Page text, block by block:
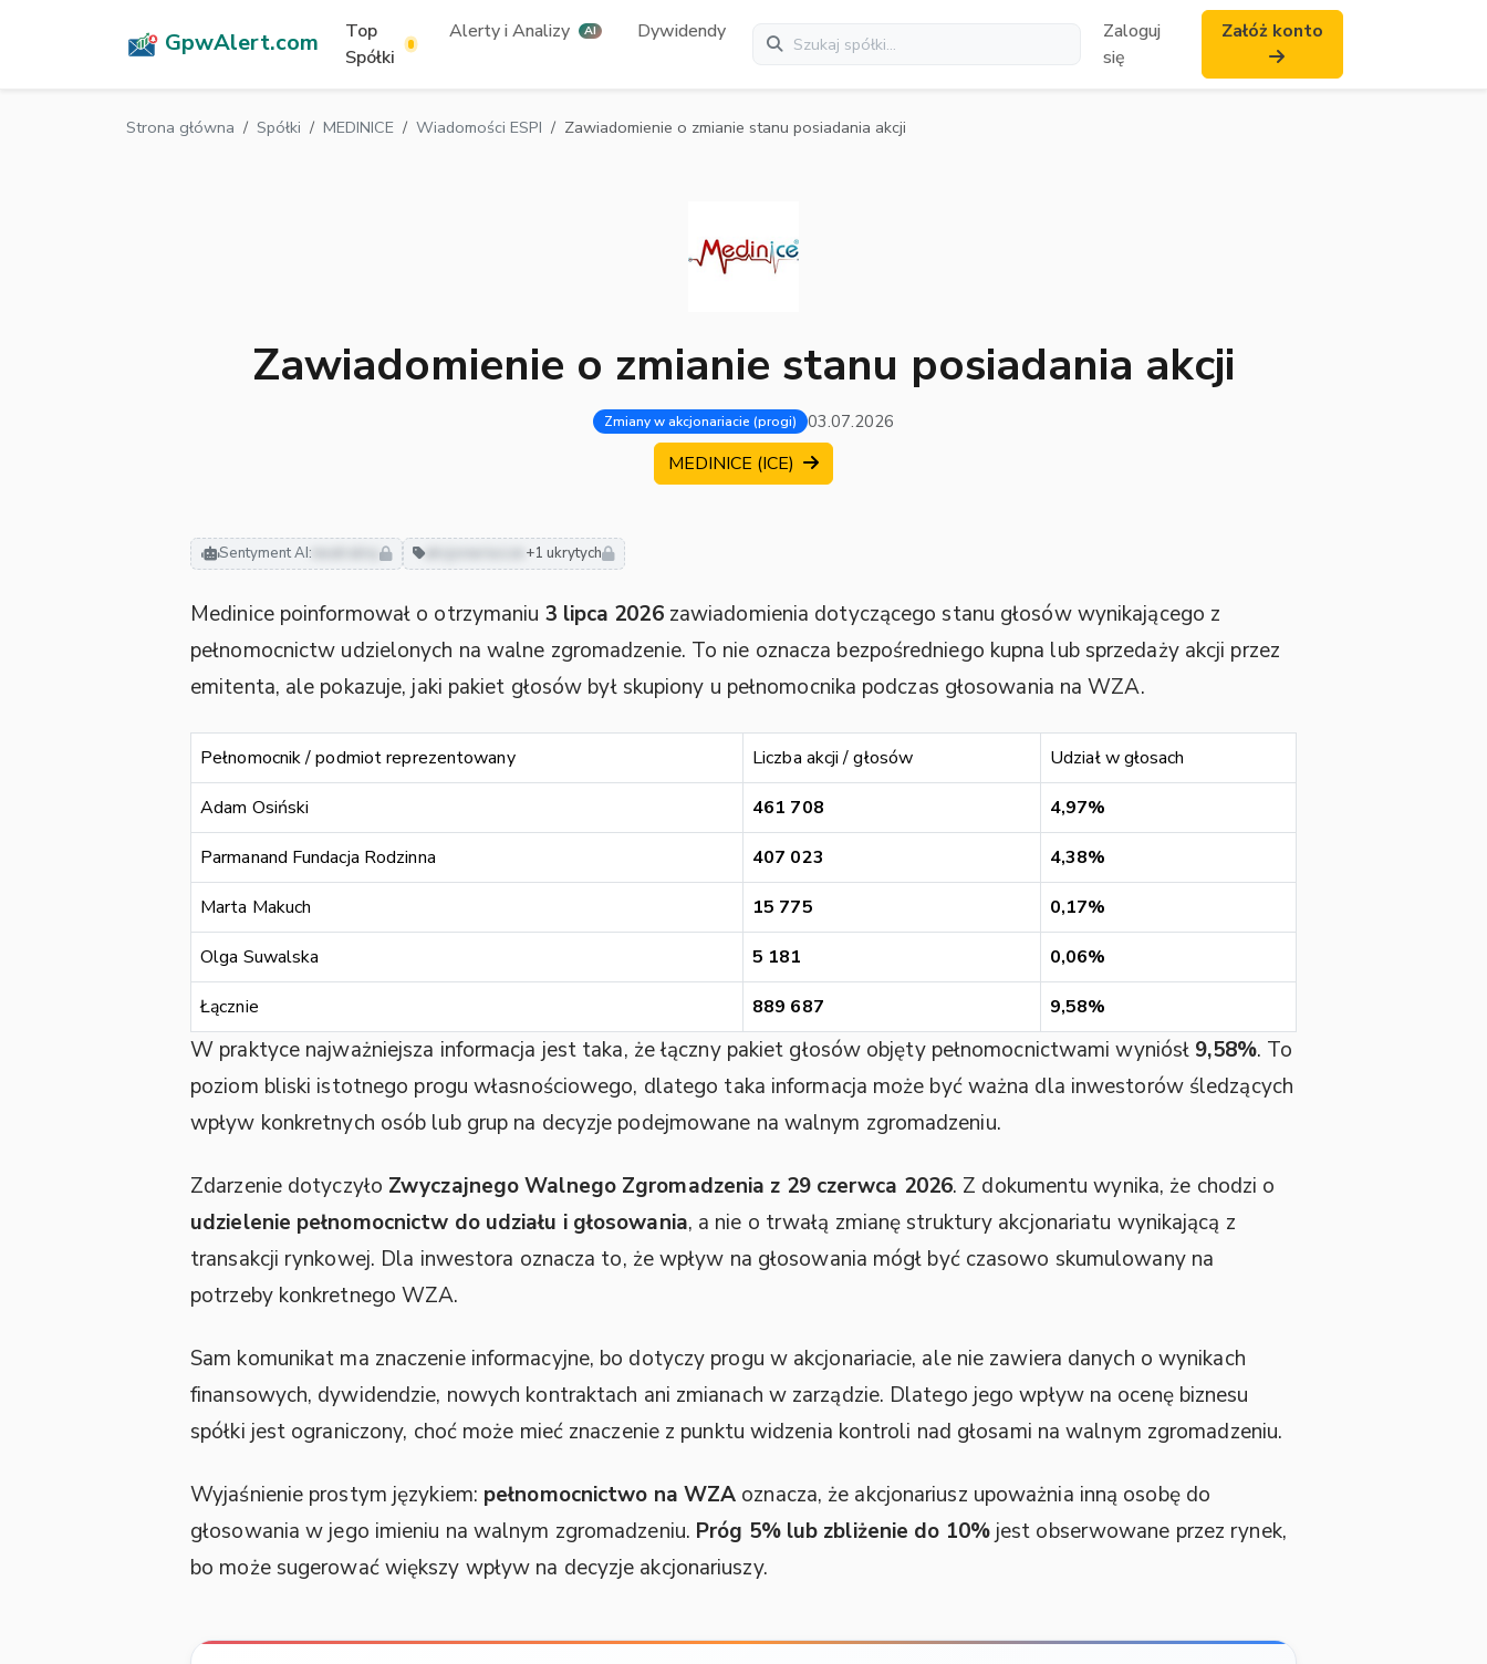
GpwAlert.com
Top
Spółki
Alerty i Analizy AI Dywidendy
Zaloguj
się
Załóż konto
Strona główna Spółki MEDINICE Wiadomości ESPI Zawiadomienie o zmianie stanu posiadania akcji
Zawiadomienie o zmianie stanu posiadania akcji
Zmiany w akcjonariacie (progi) 03.07.2026
MEDINICE (ICE)
Sentyment AI: neutralny akcjonariusze +1 ukrytych
Medinice poinformował o otrzymaniu 3 lipca 2026zawiadomienia dotyczącego stanu głosów wynikającego z
pełnomocnictw udzielonych na walne zgromadzenie. To nie oznacza bezpośredniego kupna lub sprzedaży akcji przez
emitenta, ale pokazuje, jaki pakiet głosów był skupiony u pełnomocnika podczas głosowania na WZA.
Pełnomocnik / podmiot reprezentowany Liczba akcji / głosów Udział w głosach
Adam Osiński 461 708 4,97%
Parmanand Fundacja Rodzinna 407 023 4,38%
Marta Makuch 15 775 0,17%
Olga Suwalska 5 181 0,06%
Łącznie 889 687 9,58%
W praktyce najważniejsza informacja jest taka, że łączny pakiet głosów objęty pełnomocnictwami wyniósł 9,58%. To
poziom bliski istotnego progu własnościowego, dlatego taka informacja może być ważna dla inwestorów śledzących
wpływ konkretnych osób lub grup na decyzje podejmowane na walnym zgromadzeniu.
Zdarzenie dotyczyło Zwyczajnego Walnego Zgromadzenia z 29 czerwca 2026. Z dokumentu wynika, że chodzi o
udzielenie pełnomocnictw do udziału i głosowania, a nie o trwałą zmianę struktury akcjonariatu wynikającą z
transakcji rynkowej. Dla inwestora oznacza to, że wpływ na głosowania mógł być czasowo skumulowany na
potrzeby konkretnego WZA.
Sam komunikat ma znaczenie informacyjne, bo dotyczy progu w akcjonariacie, ale nie zawiera danych o wynikach
finansowych, dywidendzie, nowych kontraktach ani zmianach w zarządzie. Dlatego jego wpływ na ocenę biznesu
spółki jest ograniczony, choć może mieć znaczenie z punktu widzenia kontroli nad głosami na walnym zgromadzeniu.
Wyjaśnienie prostym językiem: pełnomocnictwo na WZA oznacza, że akcjonariusz upoważnia inną osobę do
głosowania w jego imieniu na walnym zgromadzeniu. Próg 5% lub zbliżenie do 10%jest obserwowane przez rynek,
bo może sugerować większy wpływ na decyzje akcjonariuszy.